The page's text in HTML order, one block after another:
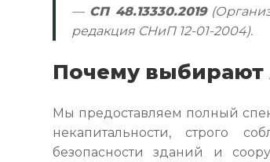
— СП 48.13330.2019
редакция СНиП 12-01-2004).
Почему
Мы предоставляем полный
некапитальности, строго
безопасности зданий и